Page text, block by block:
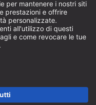
standard, esclusi articoli
variare al momento del